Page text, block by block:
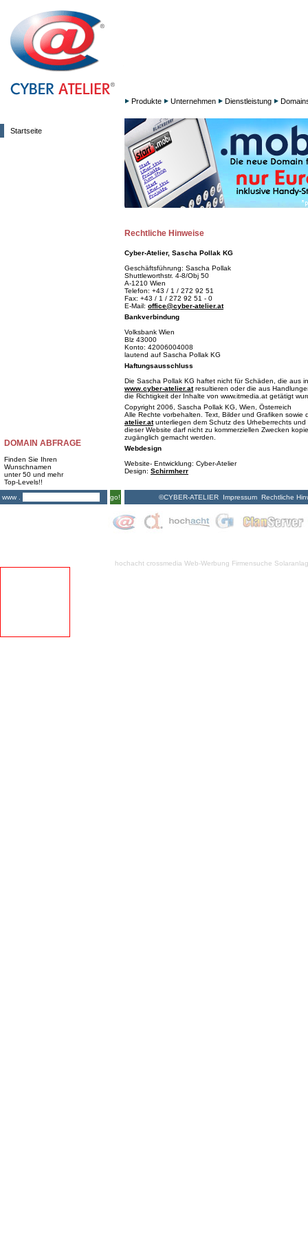
Startseite
DOMAIN ABFRAGE
Finden Sie Ihren
Wunschnamen
unter 50 und mehr
Top-Levels!!
www .
go!
Produkte Unternehmen Dienstleistung
Rechtliche Hinweise
Cyber-Atelier, Sascha Pollak KG
Geschäftsführung: Sascha Pollak
Shuttleworthstr. 4-8/Obj 50
A-1210 Wien
Telefon: +43 / 1 / 272 92 51
Fax: +43 / 1 / 272 92 51 - 0
E-Mail: office@cyber-atelier.at
Bankverbindung
Volksbank Wien
Blz 43000
Konto: 42006004008
lautend auf Sascha Pollak KG
Haftungsausschluss
Die Sascha Pollak KG haftet nicht für Schäden, die aus
www.cyber-atelier.atresultieren oder die aus
die Richtigkeit der Inhalte von www.itmedia.at getätigt
Copyright 2006, Sascha Pollak KG, Wien, Österreich
Alle Rechte vorbehalten. Text, Bilder und Grafiken
atelier.atunterliegen dem Schutz des Urheberrechts
dieser Website darf nicht zu kommerziellen Zwecken
zugänglich gemacht werden.
Webdesign
Website- Entwicklung: Cyber-Atelier
Design: Schirmherr
©CYBER-ATELIER Impressum Rechtliche
hochacht crossmedia Web-Werbung Firmensuche